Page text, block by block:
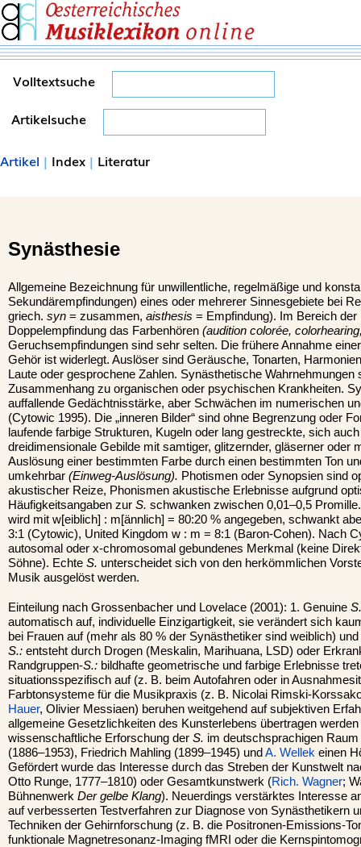
Volltextsuche
Artikelsuche
Artikel | Index | Literatur
Synästhesie
Allgemeine Bezeichnung für unwillentliche, regelmäßige und
Sekundärempfindungen) eines oder mehrerer Sinnesgebiete bei
griech. syn = zusammen, aisthesis = Empfindung). Im Bereich
Doppelempfindung das Farbenhören (audition colorée,
Geruchsempfindungen sind sehr selten. Die frühere Annahme
Gehör ist widerlegt. Auslöser sind Geräusche, Tonarten,
Laute oder gesprochene Zahlen. Synästhetische Wahrnehmungen
Zusammenhang zu organischen oder psychischen Krankheiten.
auffallende Gedächtnisstärke, aber Schwächen im numerischen
(Cytowic 1995). Die „inneren Bilder“ sind ohne Begrenzung oder
laufende farbige Strukturen, Kugeln oder lang gestreckte, sich
dreidimensionale Gebilde mit samtiger, glitzernder, gläserner oder
Auslösung einer bestimmten Farbe durch einen bestimmten Ton
umkehrbar (Einweg-Auslösung). Photismen oder Synopsien sind
akustischer Reize, Phonismen akustische Erlebnisse aufgrund
Häufigkeitsangaben zur S. schwanken zwischen 0,01–0,5
wird mit w[eiblich] : m[ännlich] = 80:20 % angegeben, schwankt
3:1 (Cytowic), United Kingdom w : m = 8:1 (Baron-Cohen). Nach
autosomal oder x-chromosomal gebundenes Merkmal (keine
Söhne). Echte S. unterscheidet sich von den herkömmlichen
Musik ausgelöst werden.
Einteilung nach Grossenbacher und Lovelace (2001): 1. Genuine
automatisch auf, individuelle Einzigartigkeit, sie verändert sich
bei Frauen auf (mehr als 80 % der Synästhetiker sind weiblich)
S.: entsteht durch Drogen (Meskalin, Marihuana, LSD) oder
Randgruppen-S.: bildhafte geometrische und farbige Erlebnisse
situationsspezifisch auf (z. B. beim Autofahren oder in
Farbtonsysteme für die Musikpraxis (z. B. Nicolai Rimski-
Hauer, Olivier Messiaen) beruhen weitgehend auf subjektiven
allgemeine Gesetzlichkeiten des Kunsterlebens übertragen werden
wissenschaftliche Erforschung der S. im deutschsprachigen
(1886–1953), Friedrich Mahling (1899–1945) und A. Wellek einen
Gefördert wurde das Interesse durch das Streben der Kunstwelt
Otto Runge, 1777–1810) oder Gesamtkunstwerk (Rich. Wagner;
Bühnenwerk Der gelbe Klang). Neuerdings verstärktes Interesse
auf verbesserten Testverfahren zur Diagnose von Synästhetikern
Techniken der Gehirnforschung (z. B. die Positronen-Emissions-
funktionale Magnetresonanz-Imaging fMRI oder die